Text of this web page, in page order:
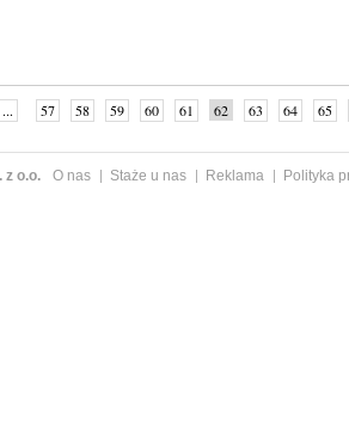
... 57 58 59 60 61 62 63 64
65
z o.o. O nas Staże u nas Reklama
Polityka